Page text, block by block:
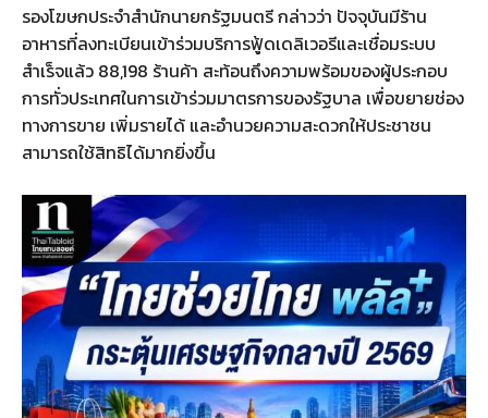
รองโฆษกประจำสำนักนายกรัฐมนตรี กล่าวว่า ปัจจุบันมีร้าน
อาหารที่ลงทะเบียนเข้าร่วมบริการฟู้ดเดลิเวอรีและเชื่อมระบบ
สำเร็จแล้ว 88,198 ร้านค้า สะท้อนถึงความพร้อมของผู้ประกอบ
การทั่วประเทศในการเข้าร่วมมาตรการของรัฐบาล เพื่อขยายช่อง
ทางการขาย เพิ่มรายได้ และอำนวยความสะดวกให้ประชาชน
สามารถใช้สิทธิได้มากยิ่งขึ้น